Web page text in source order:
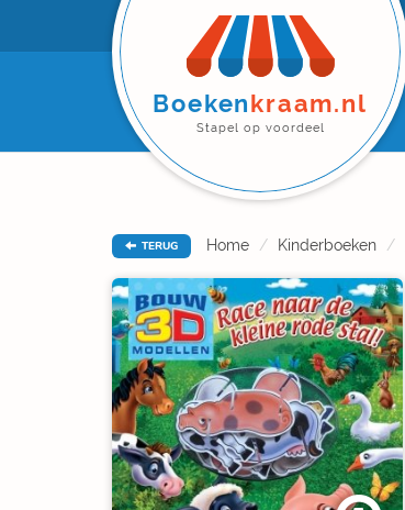
Boekenkraam.nl
Stapel op voordeel
TERUG Home Kinderboeken